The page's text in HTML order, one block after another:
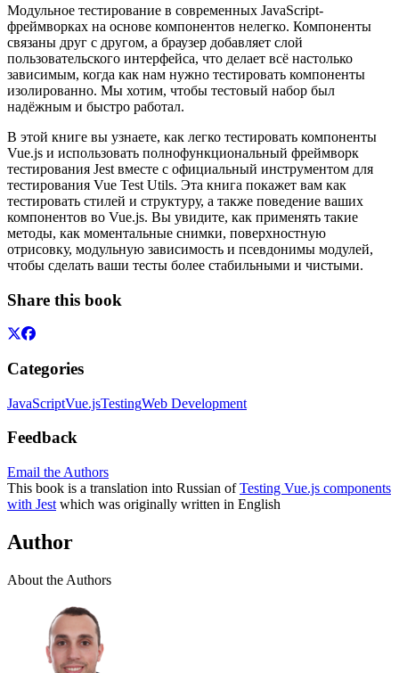
Модульное тестирование в современных JavaScript-
фреймворках на основе компонентов нелегко. Компоненты
связаны друг с другом, а браузер добавляет слой
пользовательского интерфейса, что делает всё настолько
зависимым, когда как нам нужно тестировать компоненты
изолированно. Мы хотим, чтобы тестовый набор был
надёжным и быстро работал.
В этой книге вы узнаете, как легко тестировать компоненты
Vue.js и использовать полнофункциональный фреймворк
тестирования Jest вместе с официальный инструментом для
тестирования Vue Test Utils. Эта книга покажет вам как
тестировать стилей и структуру, а также поведение ваших
компонентов во Vue.js. Вы увидите, как применять такие
методы, как моментальные снимки, поверхностную
отрисовку, модульную зависимость и псевдонимы модулей,
чтобы сделать ваши тесты более стабильными и чистыми.
Share this book
Categories
JavaScriptVue.jsTestingWeb Development
Feedback
Email the Authors
This book is a translation into Russian ofTesting Vue.js components
with Jest which was originally written in English
Author
About the Authors